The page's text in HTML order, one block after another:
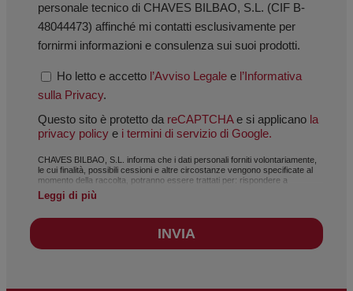
personale tecnico di CHAVES BILBAO, S.L. (CIF B-
48044473) affinché mi contatti esclusivamente per
fornirmi informazioni e consulenza sui suoi prodotti.
Ho letto e accetto l’Avviso Legale e l’Informativa
sulla Privacy.
Questo sito è protetto da reCAPTCHAe si applicano la
privacy policy e i termini di servizio di Google.
CHAVES BILBAO, S.L. informa che i dati personali forniti volontariamente,
le cui finalità, possibili cessioni e altre circostanze vengono specificate al
momento della raccolta, potranno essere trattati per: rispondere a
richieste, gestire il rapporto stabilito, amministrazione e gestione
commerciale, contabilità e fatturazione, oppure per l’invio di comunicazioni,
dati raccolti saranno trattati in modo assolutamente riservato e
conformemente al Regolamento Generale sulla Protezione dei Dati
(GDPR) del 27 aprile 2016. Saranno conservati per il tempo necessario a
soddisfare la finalità per cui sono stati raccolti, o secondo quanto stabilito
Leggi di più
INVIA